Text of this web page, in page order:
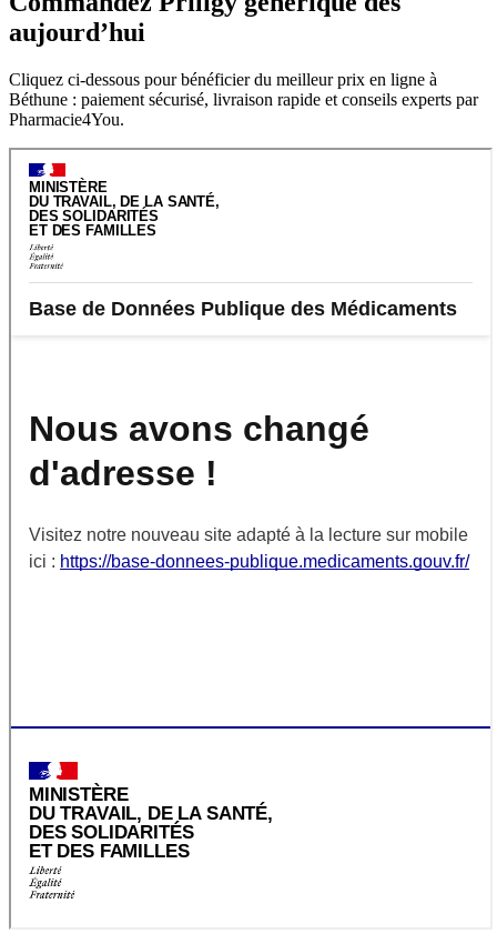
aujourd’hui
Cliquez ci-dessous pour bénéficier du meilleur prix en ligne à
Béthune : paiement sécurisé, livraison rapide et conseils experts par
Pharmacie4You.